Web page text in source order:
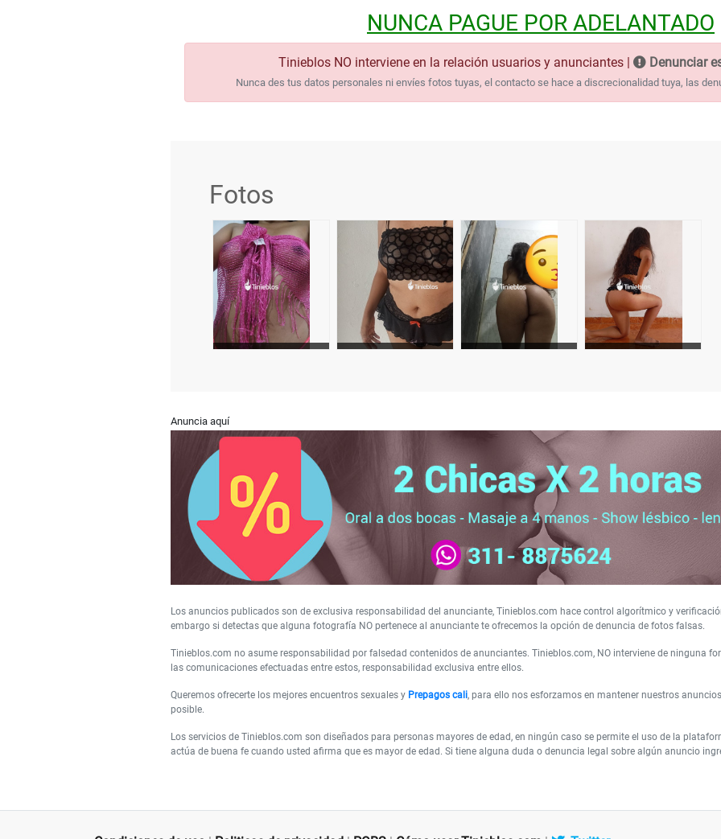
NUNCA PAGUE POR ADELANTADO
Tinieblos NO interviene en la relación usuarios y anunciantes | Denunciar
Nunca des tus datos personales ni envíes fotos tuyas, el contacto se hace a discrecionalidad tuya, las
Fotos
Anuncia aquí
Los anuncios publicados son de exclusiva responsabilidad del anunciante, Tinieblos.com hace control algorítmico y
embargo si detectas que alguna fotografía NO pertenece al anunciante te ofrecemos la opción de denuncia de fotos falsas.
Tinieblos.com no asume responsabilidad por falsedad contenidos de anunciantes. Tinieblos.com, NO interviene de ninguna
las comunicaciones efectuadas entre estos, responsabilidad exclusiva entre ellos.
Queremos ofrecerte los mejores encuentros sexuales y Prepagos cali, para ello nos esforzamos en mantener nuestros
posible.
Los servicios de Tinieblos.com son diseñados para personas mayores de edad, en ningún caso se permite el uso de la
actúa de buena fe cuando usted afirma que es mayor de edad. Si tiene alguna duda o denuncia legal sobre algún anuncio